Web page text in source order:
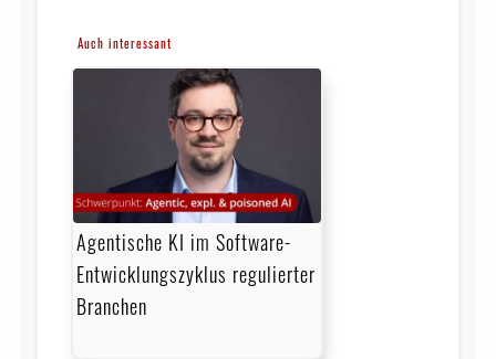
Auch interessant
Agentische KI im Software-
Entwicklungszyklus regulierter
Branchen